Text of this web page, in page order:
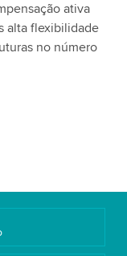
ativa
alta flexibilidade
no número